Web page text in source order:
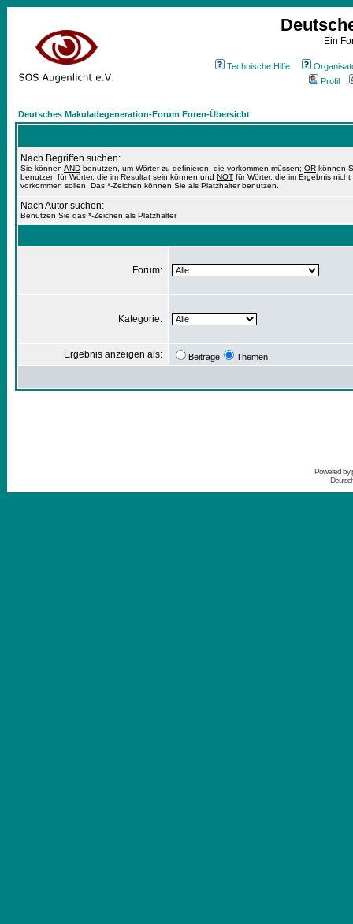
Ein
Technische Hilfe
Profil
Deutsches Makuladegeneration-Forum Foren-Übersicht
Nach Begriffen suchen:
Sie können AND benutzen, um Wörter zu definieren, die vorkommen müssen; OR können
benutzen für Wörter, die im Resultat sein können und NOT für Wörter, die im Ergebnis nicht
vorkommen sollen. Das *-Zeichen können Sie als Platzhalter benutzen.
Nach Autor suchen:
Benutzen Sie das *-Zeichen als Platzhalter
Forum:
Kategorie:
Ergebnis anzeigen als: Beiträge Themen
Powered by